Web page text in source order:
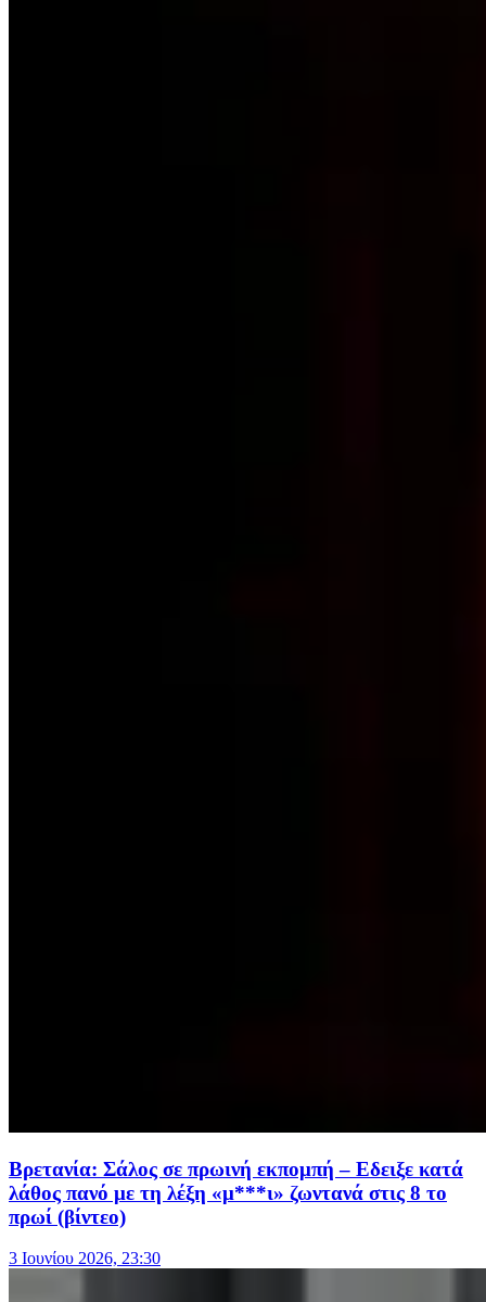
Βρετανία: Σάλος σε πρωινή εκπομπή – Εδειξε κατά
λάθος πανό με τη λέξη «μ***ι» ζωντανά στις 8 το
πρωί (βίντεο)
3 Ιουνίου 2026, 23:30